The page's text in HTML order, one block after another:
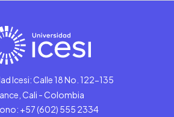
Icesi: Calle 18 No. 122-135
Cali - Colombia
+57 (602) 555 2334